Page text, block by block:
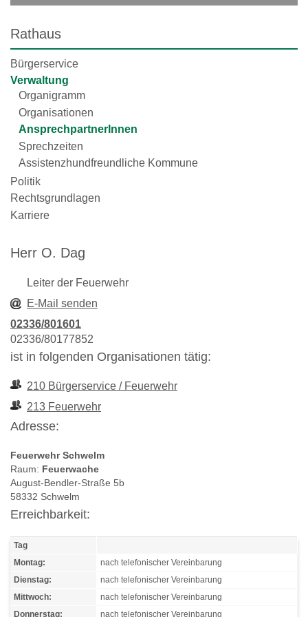
Rathaus
Bürgerservice
Verwaltung
Organigramm
Organisationen
AnsprechpartnerInnen
Sprechzeiten
Assistenzhundfreundliche Kommune
Politik
Rechtsgrundlagen
Karriere
Herr O. Dag
Leiter der Feuerwehr
E-Mail senden
02336/801601
02336/80177852
ist in folgenden Organisationen tätig:
210 Bürgerservice / Feuerwehr
213 Feuerwehr
Adresse:
Feuerwehr Schwelm
Raum: Feuerwache
August-Bendler-Straße 5b
58332 Schwelm
Erreichbarkeit:
Tag
Montag: nach telefonischer Vereinbarung
Dienstag: nach telefonischer Vereinbarung
Mittwoch: nach telefonischer Vereinbarung
Donnerstag: nach telefonischer Vereinbarung